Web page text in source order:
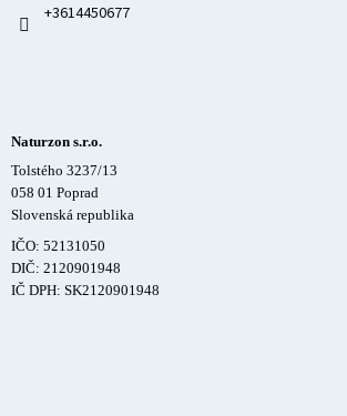
+3614450677
Naturzon s.r.o.
Tolstého 3237/13
058 01 Poprad
Slovenská republika
IČO: 52131050
DIČ: 2120901948
IČ DPH: SK2120901948